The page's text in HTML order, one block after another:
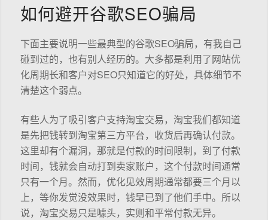
如何避开谷歌SEO骗局
下面主要说明一些最典型的谷歌SEO骗局，有我自己
碰到过的，也有别人经历的。大多都是利用了网站优
化周期长和客户对SEO只知道它的好处，具体细节不
清楚这个弱点。
有些人为了吸引客户支持淘宝交易，淘宝我们都知道
是先把钱转到淘宝第三方平台，收货后再确认付款。
这里却有个漏洞，那就是付款的时间限制，到了付款
时间，钱就会自动打到卖家账户，这个付款时间通常
只有一个月。然而，优化见效周期通常都要三个月以
上，等你发觉没效果时，钱早已到了他们手中。所以
说，淘宝交易只是噱头，实则和平常付款无异。